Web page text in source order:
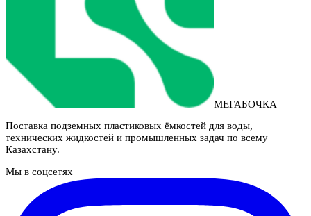
МЕГАБОЧКА
Поставка подземных пластиковых ёмкостей для воды,
технических жидкостей и промышленных задач по всему
Казахстану.
Мы в соцсетях